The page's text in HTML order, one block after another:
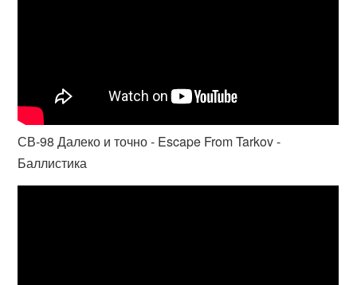
СВ-98 Далеко и точно - Escape From Tarkov -
Баллистика